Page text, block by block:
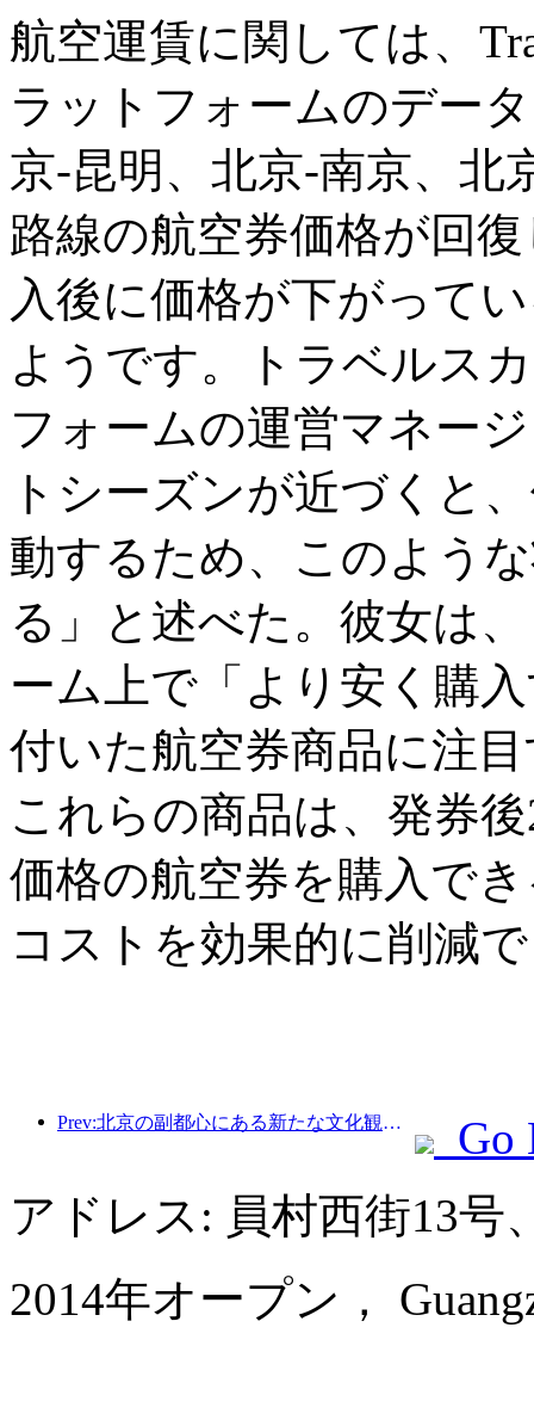
航空運賃に関しては、
ラットフォームのデー
京-昆明、北京-南京、北
路線の航空券価格が回
入後に価格が下がって
ようです。トラベルス
フォームの運営マネー
トシーズンが近づくと
動するため、このよう
る」と述べた。彼女は
ーム上で「より安く購
付いた航空券商品に注
これらの商品は、発券
価格の航空券を購入で
コストを効果的に削減
Prev:北京の副都心にある新たな文化観光ランドマーク、ピナクルパークが今年正式にオープンする。
Go
アドレス: 員村西街13号
2014年オープン，